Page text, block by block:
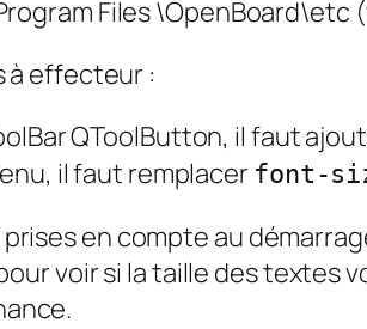
Files \OpenBoard\etc
à effecteur :
QToolButton, il faut
il faut remplacer font-
en compte au
voir si la taille des textes